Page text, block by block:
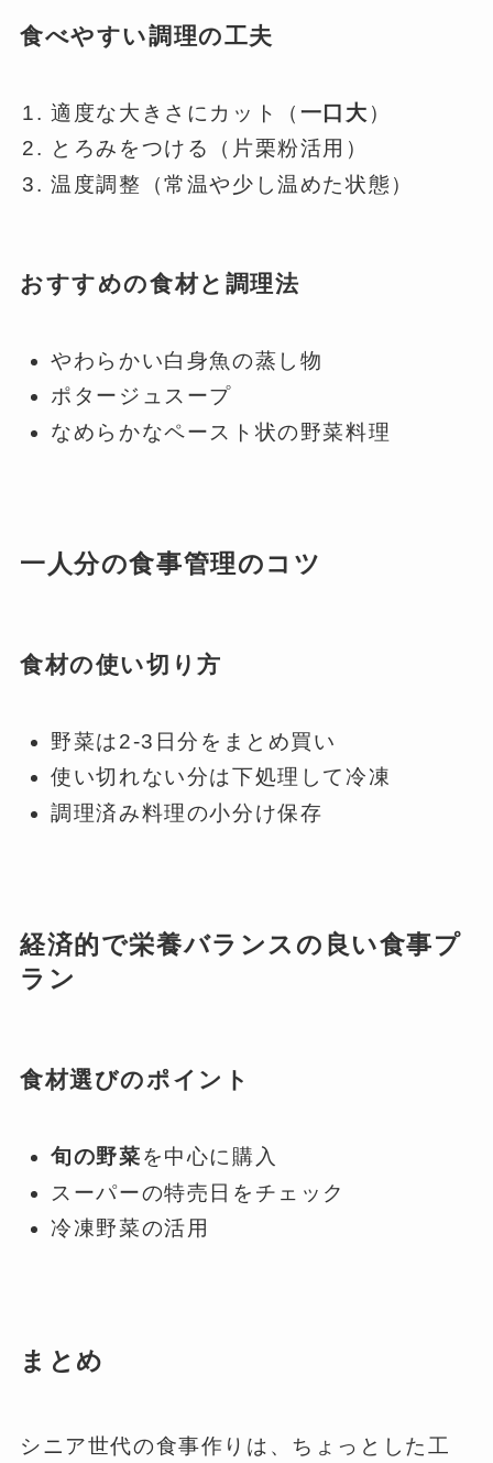
食べやすい調理の工夫
適度な大きさにカット（ 一口大 ）
とろみをつける（片栗粉活用）
温度調整（常温や少し温めた状態）
おすすめの食材と調理法
やわらかい白身魚の蒸し物
ポタージュスープ
なめらかなペースト状の野菜料理
一人分の食事管理のコツ
食材の使い切り方
野菜は2-3日分をまとめ買い
使い切れない分は下処理して冷凍
調理済み料理の小分け保存
経済的で栄養バランスの良い食事プ
ラン
食材選びのポイント
旬の野菜を中心に購入
スーパーの特売日をチェック
冷凍野菜の活用
まとめ
シニア世代の食事作りは、ちょっとした工